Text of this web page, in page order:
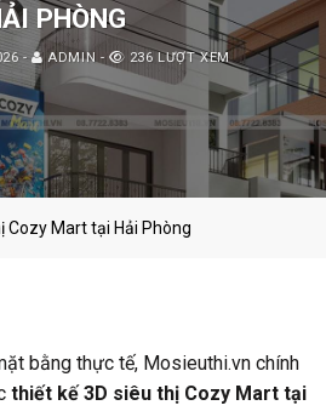
PHÒNG
- ADMIN - 236 LƯỢT XEM
Cozy Mart tại Hải Phòng
bằng thực tế, Mosieuthi.vn chính
thiết kế 3D siêu thị Cozy Mart tại